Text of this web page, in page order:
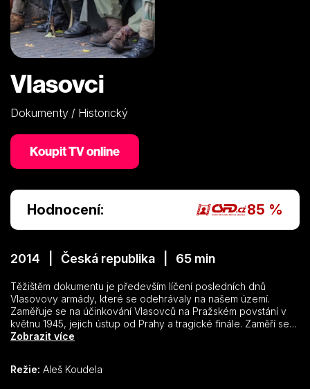
Vlasovci
Dokumenty / Historický
Koupit TV online
Hodnocení: 85 %
2014 | Česká republika | 65 min
Těžištěm dokumentu je především líčení posledních dnů
Vlasovovy armády, které se odehrávaly na našem území.
Zaměřuje se na účinkování Vlasovců na Pražském povstání v
květnu 1945, jejich ústup od Prahy a tragické finále. Zaměří se
také na hořký osud samotného generála Vlasova – jeho
předkládána oficiální ideologií, se skutečností a se zjištěnými
Zobrazit více
Režie: Aleš Koudela